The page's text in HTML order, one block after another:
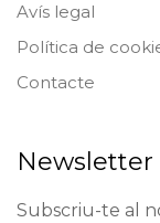
Avís legal
Política de
Contacte
Newsletter
Subscriu-te al